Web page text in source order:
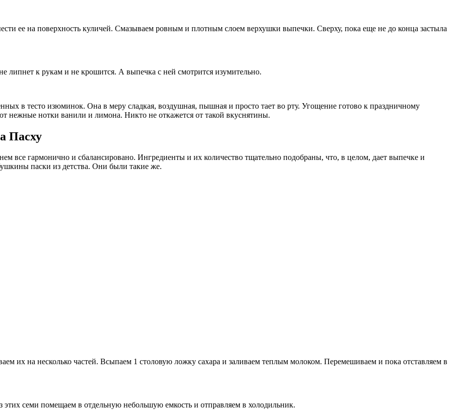
ее на поверхность куличей. Смазываем ровным и плотным слоем верхушки выпечки. Сверху, пока еще не до конца застыла
липнет к рукам и не крошится. А выпечка с ней смотрится изумительно.
в тесто изюминок. Она в меру сладкая, воздушная, пышная и просто тает во рту. Угощение готово к праздничному
нежные нотки ванили и лимона. Никто не откажется от такой вкуснятины.
Пасху
все гармонично и сбалансировано. Ингредиенты и их количество тщательно подобраны, что, в целом, дает выпечке и
паски из детства. Они были такие же.
их на несколько частей. Всыпаем 1 столовую ложку сахара и заливаем теплым молоком. Перемешиваем и пока отставляем в
этих семи помещаем в отдельную небольшую емкость и отправляем в холодильник.